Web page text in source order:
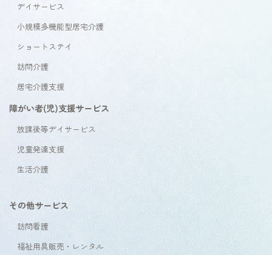
デイサービス
小規模多機能型居宅介護
ショートステイ
訪問介護
居宅介護支援
障がい者(児)支援サービス
放課後等デイサービス
児童発達支援
生活介護
その他サービス
訪問看護
福祉用具販売・レンタル